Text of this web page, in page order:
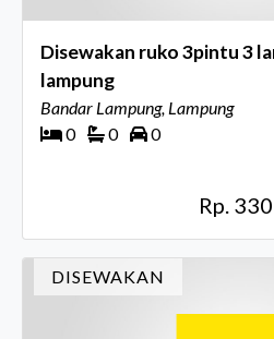
Disewakan ruko 3pintu 3
lampung
Bandar Lampung, Lampung
0
0 0
Rp.
DISEWAKAN